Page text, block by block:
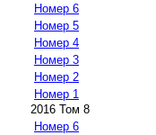
Номер 6
Номер 5
Номер 4
Номер 3
Номер 2
Номер 1
2016 Том 8
Номер 6